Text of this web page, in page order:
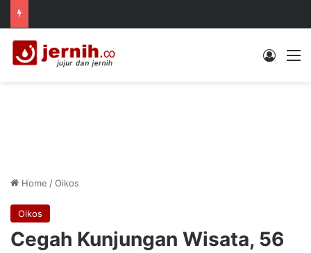
Log In
Home /Oikos
Oikos
Cegah Kunjungan Wisata, 56